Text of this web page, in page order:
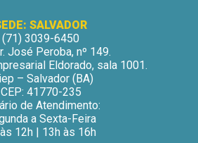
SALVADOR
(71) 3039-6450
José Peroba, nº 149.
Eldorado, sala 1001.
– Salvador (BA)
CEP: 41770-235
de Atendimento:
a Sexta-Feira
12h | 13h às 16h